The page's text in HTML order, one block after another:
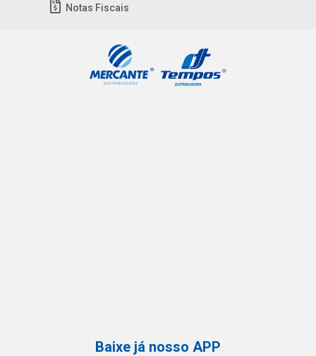
Notas Fiscais
Baixe já nosso APP